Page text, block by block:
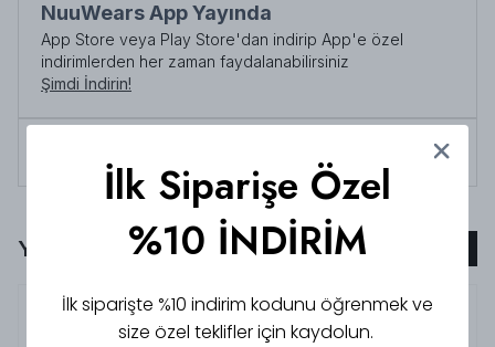
NuuWears App Yayında
App Store veya Play Store'dan indirip App'e özel
indirimlerden her zaman faydalanabilirsiniz
Şimdi İndirin!
Yorumlar
5.0 zeynep
İlk Siparişe Özel
%10 İNDİRİM
İlk siparişte %10 indirim kodunu öğrenmek ve
size özel teklifler için kaydolun.